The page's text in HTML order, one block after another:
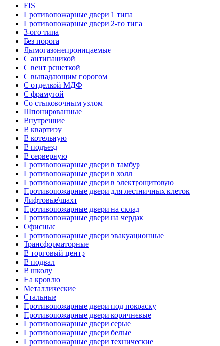
EIS
Противопожарные двери 1 типа
Противопожарные двери 2-го типа
3-ого типа
Без порога
Дымогазонепроницаемые
С антипаникой
С вент решеткой
С выпадающим порогом
С отделкой МДФ
С фрамугой
Со стыковочным узлом
Шпонированные
Внутренние
В квартиру
В котельную
В подъезд
В серверную
Противопожарные двери в тамбур
Противопожарные двери в холл
Противопожарные двери в электрощитовую
Противопожарные двери для лестничных клеток
Лифтовые\шахт
Противопожарные двери на склад
Противопожарные двери на чердак
Офисные
Противопожарные двери эвакуационные
Трансформаторные
В торговый центр
В подвал
В школу
На кровлю
Металлические
Стальные
Противопожарные двери под покраску
Противопожарные двери коричневые
Противопожарные двери серые
Противопожарные двери белые
Противопожарные двери технические